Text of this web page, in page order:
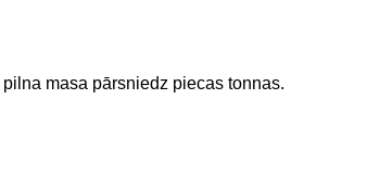
masa pārsniedz piecas tonnas.